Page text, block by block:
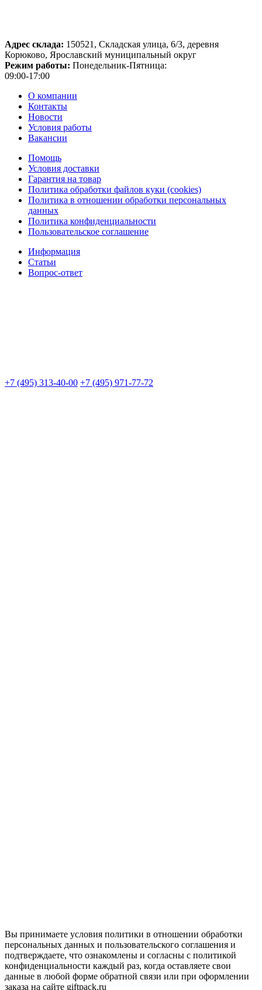
Адрес склада: 150521, Складская улица, 6/3, деревня
Корюково, Ярославский муниципальный округ
Режим работы: Понедельник-Пятница:
09:00-17:00
О компании
Контакты
Новости
Условия работы
Вакансии
Помощь
Условия доставки
Гарантия на товар
Политика обработки файлов куки (cookies)
Политика в отношении обработки персональных
данных
Политика конфиденциальности
Пользовательское соглашение
Информация
Статьи
Вопрос-ответ
+7 (495) 313-40-00 +7 (495) 971-77-72
Вы принимаете условия политики в отношении обработки
персональных данных и пользовательского соглашения и
подтверждаете, что ознакомлены и согласны с политикой
конфиденциальности каждый раз, когда оставляете свои
данные в любой форме обратной связи или при оформлении
заказа на сайте giftpack.ru